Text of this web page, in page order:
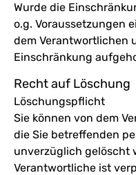
Wurde die
o.g. Voraussetzungen
dem Verantwortlichen
Einschränkung
Recht auf Löschung
Löschungspflicht
Sie können von dem
die Sie betreffenden
unverzüglich gelöscht
Verantwortliche ist